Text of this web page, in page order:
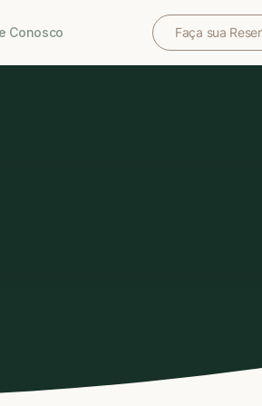
Conosco Faça sua